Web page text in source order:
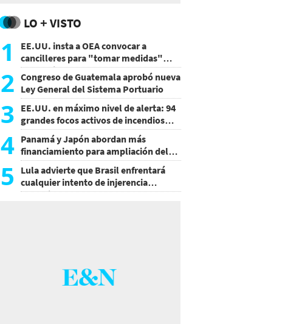
LO + VISTO
1
EE.UU. insta a OEA convocar a
cancilleres para "tomar medidas"
sobre Nicaragua
2 Congreso de Guatemala aprobó nueva
Ley General del Sistema Portuario
3 EE.UU. en máximo nivel de alerta: 94
grandes focos activos de incendios
forestales
4 Panamá y Japón abordan más
financiamiento para ampliación del
metro
5
Lula advierte que Brasil enfrentará
cualquier intento de injerencia
extranjera